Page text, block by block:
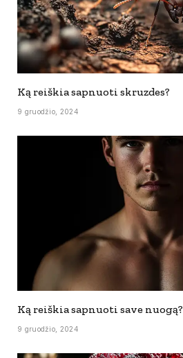
Ką reiškia sapnuoti skruzdes?
9 gruodžio, 2024
Ką reiškia sapnuoti save nuogą?
9 gruodžio, 2024